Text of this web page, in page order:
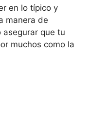
en lo típico y
manera de
que tu
muchos como la